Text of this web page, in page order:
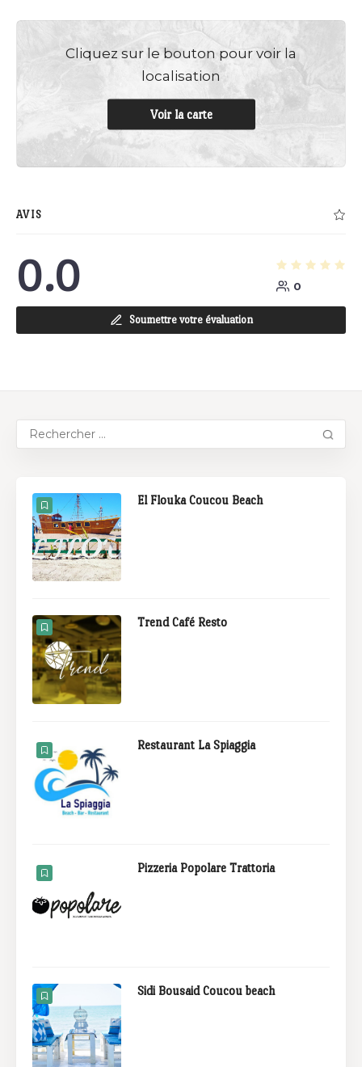
Cliquez sur le bouton pour voir la
localisation
Voir la carte
AVIS
0.0 0
Soumettre votre évaluation
El Flouka Coucou Beach
Trend Café Resto
Restaurant La Spiaggia
Pizzeria Popolare Trattoria
Sidi Bousaid Coucou beach